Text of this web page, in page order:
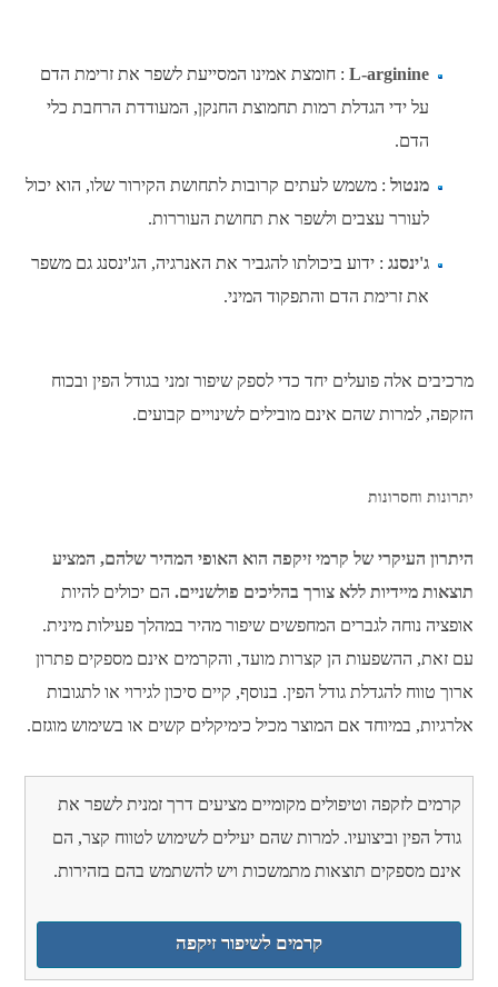
L-arginine : חומצת אמינו המסייעת לשפר את זרימת הדם
על ידי הגדלת רמות תחמוצת החנקן, המעודדת הרחבת כלי
הדם.
מנטול : משמש לעתים קרובות לתחושת הקירור שלו, הוא יכול
לעורר עצבים ולשפר את תחושת העוררות.
ג'ינסנג : ידוע ביכולתו להגביר את האנרגיה, הג'ינסנג גם משפר
את זרימת הדם והתפקוד המיני.
מרכיבים אלה פועלים יחד כדי לספק שיפור זמני בגודל הפין ובכוח
הזקפה, למרות שהם אינם מובילים לשינויים קבועים.
יתרונות וחסרונות
היתרון העיקרי של קרמי זיקפה הוא האופי המהיר שלהם, המציע
תוצאות מיידיות ללא צורך בהליכים פולשניים. הם יכולים להיות
אופציה נוחה לגברים המחפשים שיפור מהיר במהלך פעילות מינית.
עם זאת, ההשפעות הן קצרות מועד, והקרמים אינם מספקים פתרון
ארוך טווח להגדלת גודל הפין. בנוסף, קיים סיכון לגירוי או לתגובות
אלרגיות, במיוחד אם המוצר מכיל כימיקלים קשים או בשימוש מוגזם.
קרמים לזקפה וטיפולים מקומיים מציעים דרך זמנית לשפר את
גודל הפין וביצועיו. למרות שהם יעילים לשימוש לטווח קצר, הם
אינם מספקים תוצאות מתמשכות ויש להשתמש בהם בזהירות.
קרמים לשיפור זיקפה